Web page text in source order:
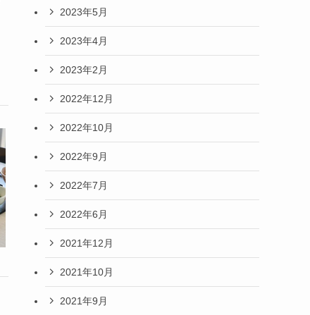
2023年5月
2023年4月
2023年2月
2022年12月
2022年10月
2022年9月
2022年7月
2022年6月
2021年12月
2021年10月
2021年9月